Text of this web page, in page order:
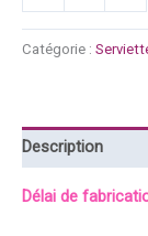
de
Carré
éponge
la
occitane
Catégorie :
Description
Délai de